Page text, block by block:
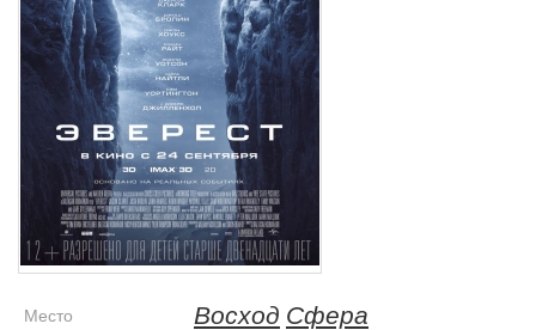
Место Восход Сфера